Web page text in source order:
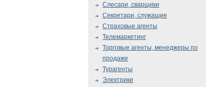
Слесари, сварщики
Секретари, служащие
Страховые агенты
Телемаркетинг
Торговые агенты, менеджеры по
продаже
Турагенты
Электрики